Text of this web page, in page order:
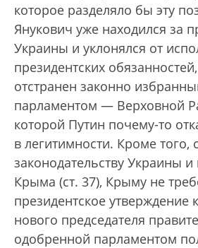
которое разделяло бы эту
Янукович уже находился за
Украины и уклонялся от
президентских
отстранен законно
парламентом — Верховной
которой Путин почему-то
в легитимности. Кроме того,
законодательству Украины и
Крыма (ст. 37), Крыму не
президентское утверждение
нового председателя
одобренной парламентом